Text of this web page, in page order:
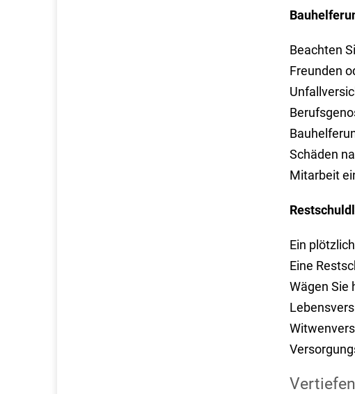
Beachten
Freunden
Schäden
Mitarbeit
Ein
Eine
Wägen Sie